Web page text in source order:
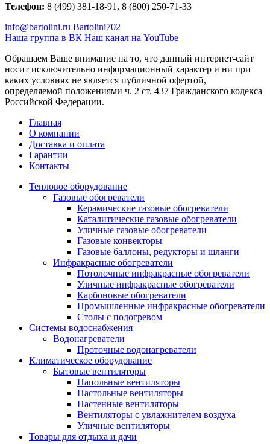
Телефон: 8 (499) 381-18-91, 8 (800) 250-71-33
info@bartolini.ru Bartolini702
Наша группа в ВК Наш канал на YouTube
Обращаем Ваше внимание на то, что данный интернет-сайт
носит исключительно информационный характер и ни при
каких условиях не является публичной офертой,
определяемой положениями ч. 2 ст. 437 Гражданского кодекса
Российской Федерации.
Главная
О компании
Доставка и оплата
Гарантии
Контакты
Тепловое оборудование
Газовые обогреватели
Керамические газовые обогреватели
Каталитические газовые обогреватели
Уличные газовые обогреватели
Газовые конвекторы
Газовые баллоны, редукторы и шланги
Инфракрасные обогреватели
Потолочные инфракрасные обогреватели
Уличные инфракрасные обогреватели
Карбоновые обогреватели
Промышленные инфракрасные обогреватели
Столы с подогревом
Системы водоснабжения
Водонагреватели
Проточные водонагреватели
Климатическое оборудование
Бытовые вентиляторы
Напольные вентиляторы
Настольные вентиляторы
Настенные вентиляторы
Вентиляторы с увлажнителем воздуха
Уличные вентиляторы
Товары для отдыха и дачи